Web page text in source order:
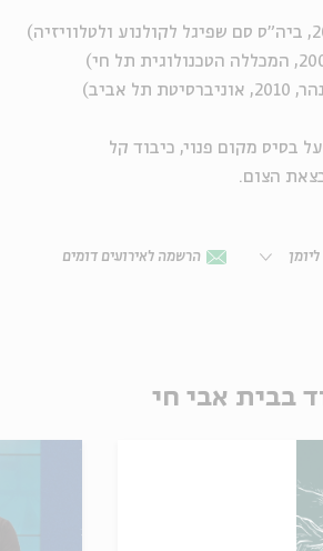
אביב)
בסיס מקום פנוי, כיבוד קל
הצום.
הרשמה לאירועים דומים
בבית אבי חי